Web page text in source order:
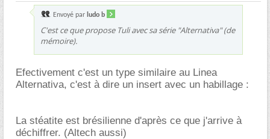
Envoyé par ludo b
C'est ce que propose Tuli avec sa série "Alternativa" (de
mémoire).
Efectivement c'est un type similaire au Linea
Alternativa, c'est à dire un insert avec un habillage :
La stéatite est brésilienne d'après ce que j'arrive à
déchiffrer. (Altech aussi)